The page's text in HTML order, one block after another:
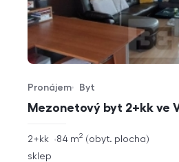
Mezonetový byt 2+kk ve
Typ nabídky
Pronájem
Typ nemovitosti
Byt
rozměry
dispozice
2+kk obyt. plocha
84 m2
funkce
sklep